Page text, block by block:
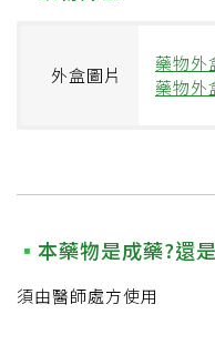
外盒圖片
藥物外
藥物外
本藥物是成藥?還
須由醫師處方使用